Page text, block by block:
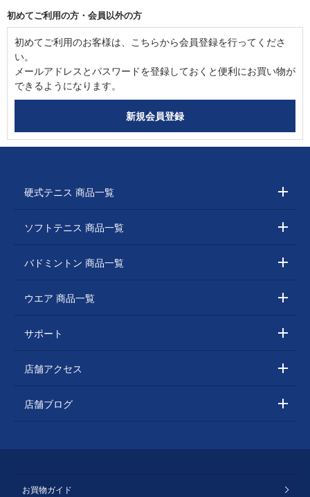
初めてご利用の方・会員以外の方
初めてご利用のお客様は、こちらから会員登録を行ってくださ
い。
メールアドレスとパスワードを登録しておくと便利にお買い物が
できるようになります。
硬式テニス 商品一覧
ソフトテニス 商品一覧
バドミントン 商品一覧
ウエア 商品一覧
サポート
店舗アクセス
店舗ブログ
お買物ガイド